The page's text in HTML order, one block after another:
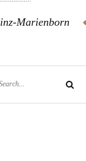
Marienborn
Search